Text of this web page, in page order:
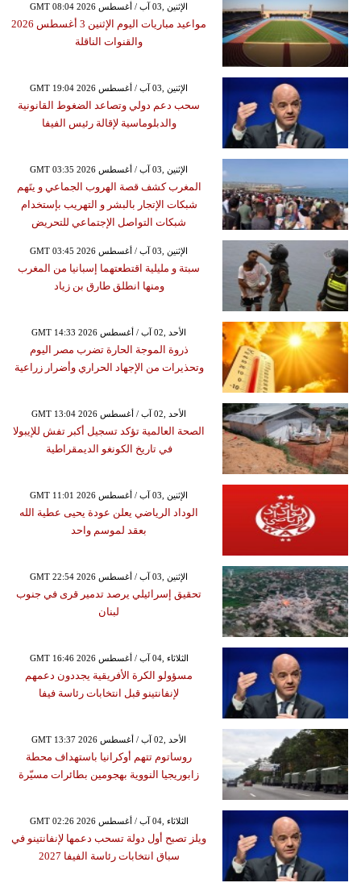
GMT 08:04 2026 الإثنين ,03 آب / أغسطس
مواعيد مباريات اليوم الإثنين 3 أغسطس 2026
والقنوات الناقلة
GMT 19:04 2026 الإثنين ,03 آب / أغسطس
سحب دعم دولي وتصاعد الضغوط القانونية
والدبلوماسية لإقالة رئيس الفيفا
GMT 03:35 2026 الإثنين ,03 آب / أغسطس
المغرب كشف قصة الهروب الجماعي و يتَهم
شبكات الإتجار بالبشر و التهريب بإستخدام
شبكات التواصل الإجتماعي للتحريض
GMT 03:45 2026 الإثنين ,03 آب / أغسطس
سبتة و مليلية اقتطعتهما إسبانيا من المغرب
ومنها انطلق طارق بن زياد
GMT 14:33 2026 الأحد ,02 آب / أغسطس
ذروة الموجة الحارة تضرب مصر اليوم
وتحذيرات من الإجهاد الحراري وأضرار زراعية
GMT 13:04 2026 الأحد ,02 آب / أغسطس
الصحة العالمية تؤكد تسجيل أكبر تفش للإيبولا
في تاريخ الكونغو الديمقراطية
GMT 11:01 2026 الإثنين ,03 آب / أغسطس
الوداد الرياضي يعلن عودة يحيى عطية الله
بعقد لموسم واحد
GMT 22:54 2026 الإثنين ,03 آب / أغسطس
تحقيق إسرائيلي يرصد تدمير قرى في جنوب
لبنان
GMT 16:46 2026 الثلاثاء ,04 آب / أغسطس
مسؤولو الكرة الأفريقية يجددون دعمهم
لإنفانتينو قبل انتخابات رئاسة فيفا
GMT 13:37 2026 الأحد ,02 آب / أغسطس
روساتوم تتهم أوكرانيا باستهداف محطة
زابوريجيا النووية بهجومين بطائرات مسيّرة
GMT 02:26 2026 الثلاثاء ,04 آب / أغسطس
ويلز تصبح أول دولة تسحب دعمها لإنفانتينو في
سباق انتخابات رئاسة الفيفا 2027